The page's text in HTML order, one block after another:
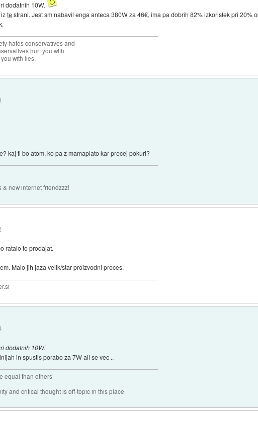
dodatnih 10W.
iztestrani. Jest sm nabavil enga anteca 380W za 46€, ima pa dobrih 82% izkoristek pri 20%
hates conservatives and
hurt you with
with lies.
kaj ti bo atom, ko pa z mamaplato kar precej pokuri?
new internet friendzzz!
ratalo to prodajat.
Malo jih jaza velik/star proizvodni proces.
dodatnih 10W.
in spustis porabo za 7W ali se vec ..
equal than others
and critical thought is off-topic in this place